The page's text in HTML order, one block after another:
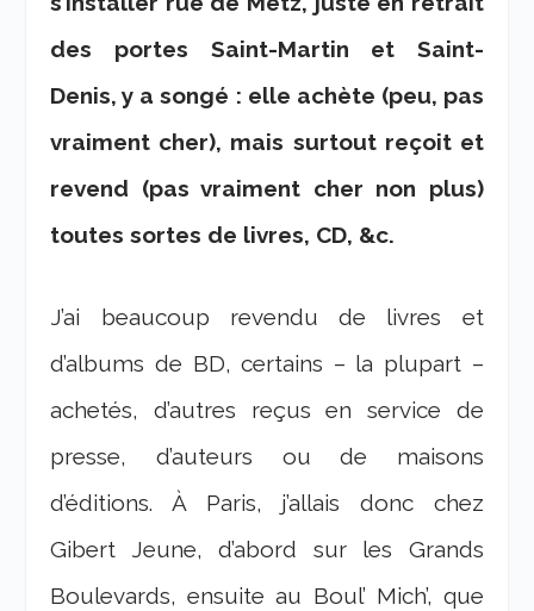
des portes Saint-Martin et Saint-
Denis, y a songé : elle achète (peu, pas
vraiment cher), mais surtout reçoit et
revend (pas vraiment cher non plus)
toutes sortes de livres, CD, &c.
J’ai beaucoup revendu de livres et
d’albums de BD, certains – la plupart –
achetés, d’autres reçus en service de
presse, d’auteurs ou de maisons
d’éditions. À Paris, j’allais donc chez
Gibert Jeune, d’abord sur les Grands
Boulevards, ensuite au Boul’ Mich’, que